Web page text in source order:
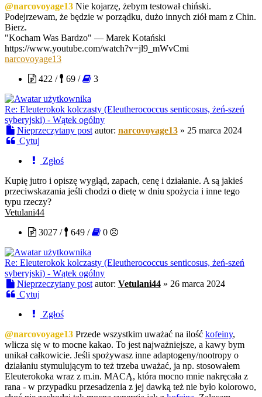
@narcovoyage13 Nie kojarzę, żebym testował chiński.
Podejrzewam, że będzie w porządku, dużo innych ziół mam z Chin.
Bierz.
"Kocham Was Bardzo" — Marek Kotański
https://www.youtube.com/watch?v=jl9_mWvCmi
narcovoyage13
422 /
69 / 3
Re: Eleuterokok kolczasty (Eleutherococcus senticosus, żeń-szeń
syberyjski) - Wątek ogólny
Nieprzeczytany post autor: narcovoyage13» 25 marca 2024
Cytuj
Zgłoś
Kupię jutro i opiszę wygląd, zapach, cenę i działanie. A są jakieś
przeciwskazania jeśli chodzi o dietę w dniu spożycia i inne tego
typu rzeczy?
Vetulani44
3027 /
649 / 0
Re: Eleuterokok kolczasty (Eleutherococcus senticosus, żeń-szeń
syberyjski) - Wątek ogólny
Nieprzeczytany post autor: Vetulani44» 26 marca 2024
Cytuj
Zgłoś
@narcovoyage13 Przede wszystkim uważać na ilość kofeiny,
wlicza się w to mocne kakao. To jest najważniejsze, a kawy bym
unikał całkowicie. Jeśli spożywasz inne adaptogeny/nootropy o
działaniu stymulującym to też trzeba uważać, ja np. stosowałem
Eleuterokoka wraz z m.in. MACĄ, która mocno mnie nakręcała z
rana - w przypadku przesadzenia z jej dawką też nie było kolorowo,